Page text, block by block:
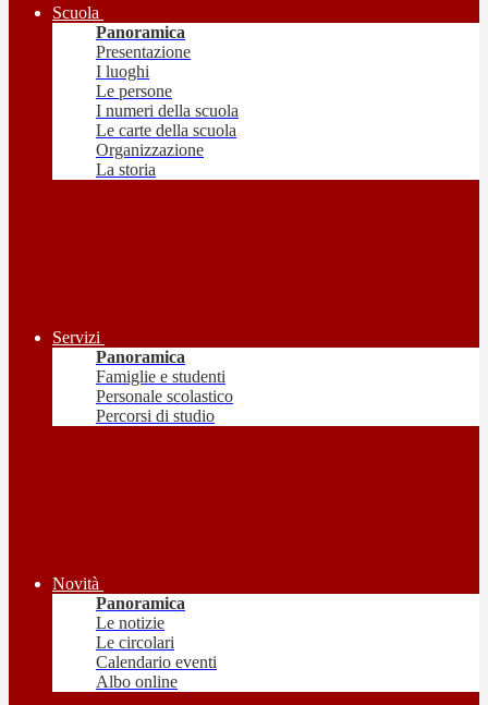
Scuola
Panoramica
Presentazione
I luoghi
Le persone
I numeri della scuola
Le carte della scuola
Organizzazione
La storia
Servizi
Panoramica
Famiglie e studenti
Personale scolastico
Percorsi di studio
Novità
Panoramica
Le notizie
Le circolari
Calendario eventi
Albo online